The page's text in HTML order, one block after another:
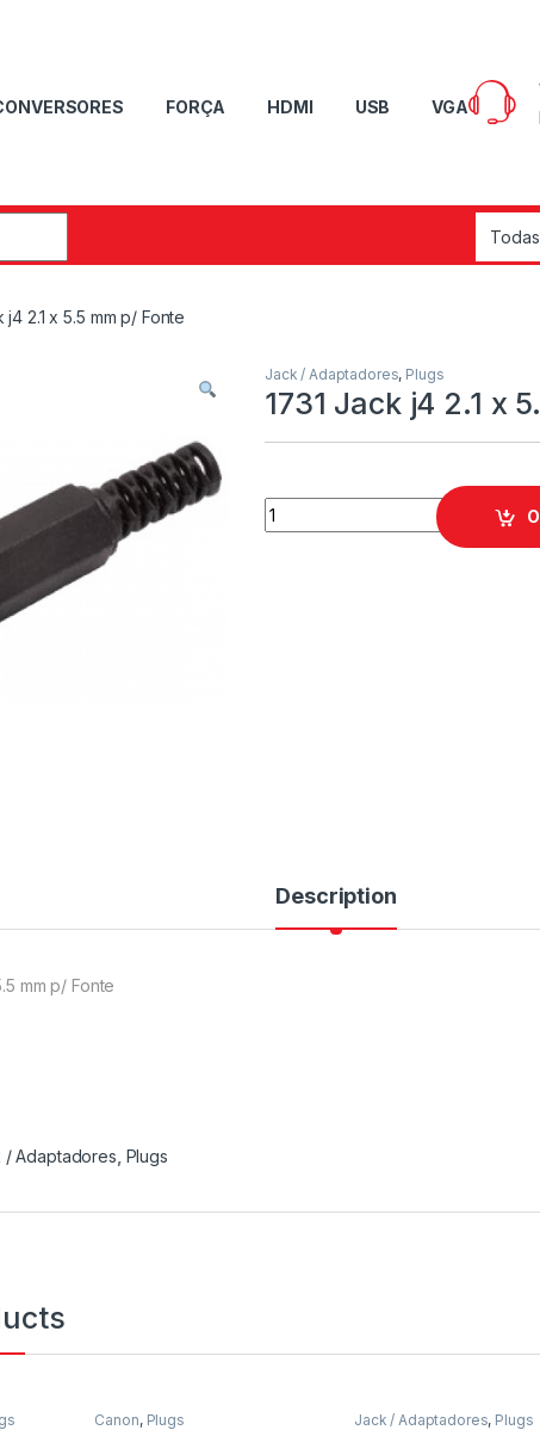
FORÇA HDMI USB VGA
j4 2.1 x 5.5 mm p/ Fonte
Jack / Adaptadores, Plugs
1731 Jack j4 2.1 x
Description
mm p/ Fonte
/ Adaptadores Plugs
Canon, Plugs Jack / Adaptadores, Plugs